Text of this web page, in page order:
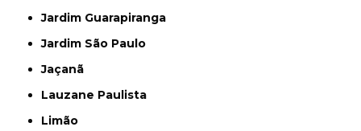
Jardim Guarapiranga
Jardim São Paulo
Jaçanã
Lauzane Paulista
Limão